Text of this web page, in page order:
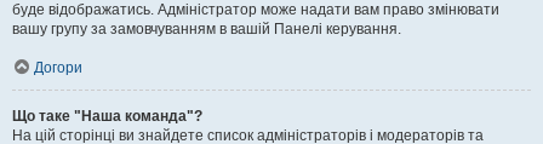
буде відображатись. Адміністратор може надати вам право змінювати
вашу групу за замовчуванням в вашій Панелі керування.
Догори
Що таке "Наша команда"?
На цій сторінці ви знайдете список адміністраторів і модераторів та